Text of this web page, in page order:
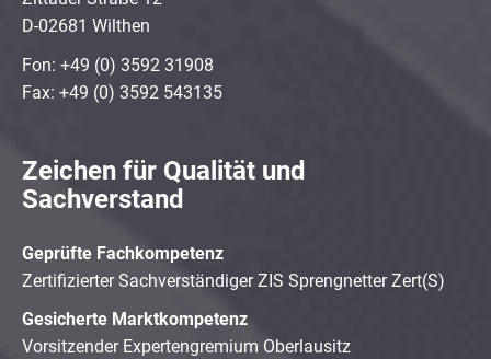
D-02681 Wilthen
Fon: +49 (0) 3592 31908
Fax: +49 (0) 3592 543135
Zeichen für Qualität und
Sachverstand
Geprüfte Fachkompetenz
Zertifizierter Sachverständiger ZIS Sprengnetter Zert(S)
Gesicherte Marktkompetenz
Vorsitzender Expertengremium Oberlausitz